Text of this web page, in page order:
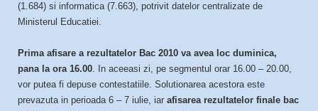
(1.684) si informatica (7.663), potrivit datelor centralizate de
Ministerul Educatiei.
Prima afisare a rezultatelor Bac 2010 va avea loc duminica,
pana la ora 16.00. In aceeasi zi, pe segmentul orar 16.00 – 20.00,
vor putea fi depuse contestatiile. Solutionarea acestora este
prevazuta in perioada 6 – 7 iulie, iar afisarea rezultatelor finale bac